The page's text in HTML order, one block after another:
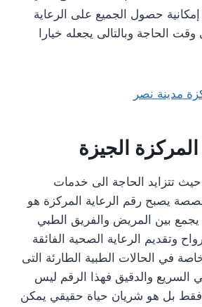
إمكانية حصول الجميع على الرعاية
الحاجة وبالتالى يجعله خيارا
مدينة نصر
الجيزة
تتزايد الحاجة الى خدمات
يصبح رقم الرعاية المركزة هو
يجمع بين المريض والفريق الطبي
وتقديم الرعاية الصحية الفائقة
في الحالات الطبية الطارئة التى
السريع والدقيق فهذا الرقم ليس
بل هو شريان حياة حقيقي يمكن